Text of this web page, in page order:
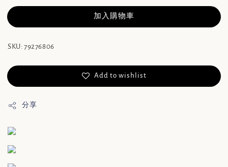
加入購物車
SKU: 79276806
Add to wishlist
分享